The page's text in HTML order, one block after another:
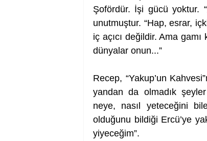
Şofördür. İşi gücü yoktur.
unutmuştur. “Hap, esrar,
iç açıcı değildir. Ama
dünyalar onun...”
Recep, “Yakup’un
yandan da olmadık
neye, nasıl yeteceğini
olduğunu bildiği Ercü’ye
yiyeceğim”.